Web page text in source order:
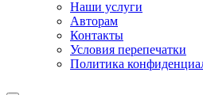
Наши услуги
Авторам
Контакты
Условия перепечатки
Политика